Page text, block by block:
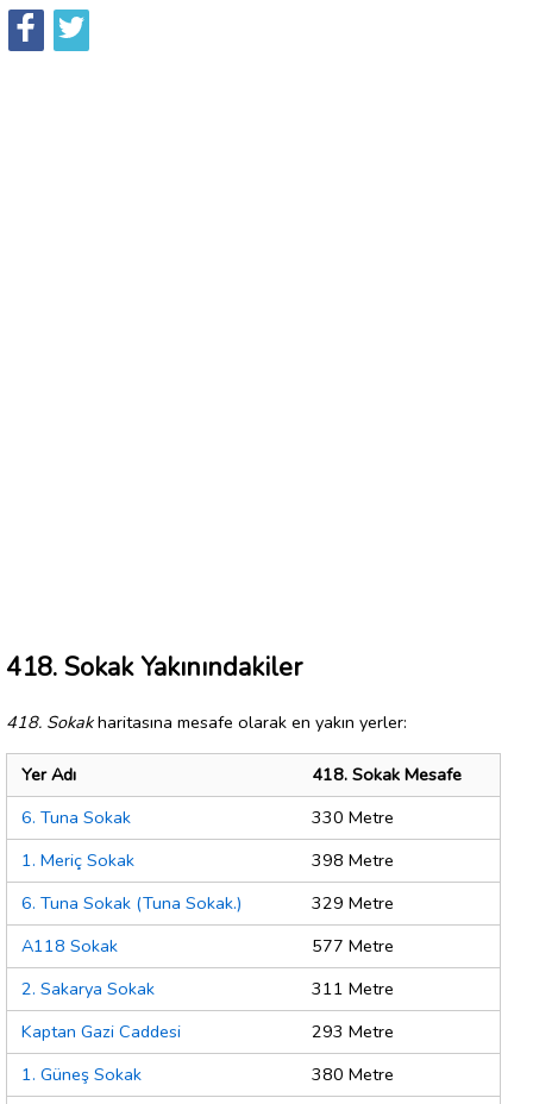
418. Sokak Yakınındakiler
418. Sokakharitasına mesafe olarak en yakın yerler:
Yer Adı
418. Sokak Mesafe
6. Tuna Sokak
330 Metre
1. Meriç Sokak
398 Metre
6. Tuna Sokak (Tuna Sokak.)
329 Metre
A118 Sokak
577 Metre
2. Sakarya Sokak
311 Metre
Kaptan Gazi Caddesi
293 Metre
1. Güneş Sokak
380 Metre